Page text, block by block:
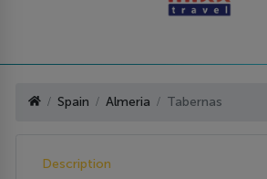
Spain Almeria Tabernas
Description